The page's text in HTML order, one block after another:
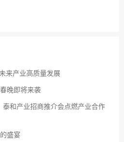
来产业高质量发展
晚即将来袭
泰和产业招商推介会点燃产业合作
盛宴